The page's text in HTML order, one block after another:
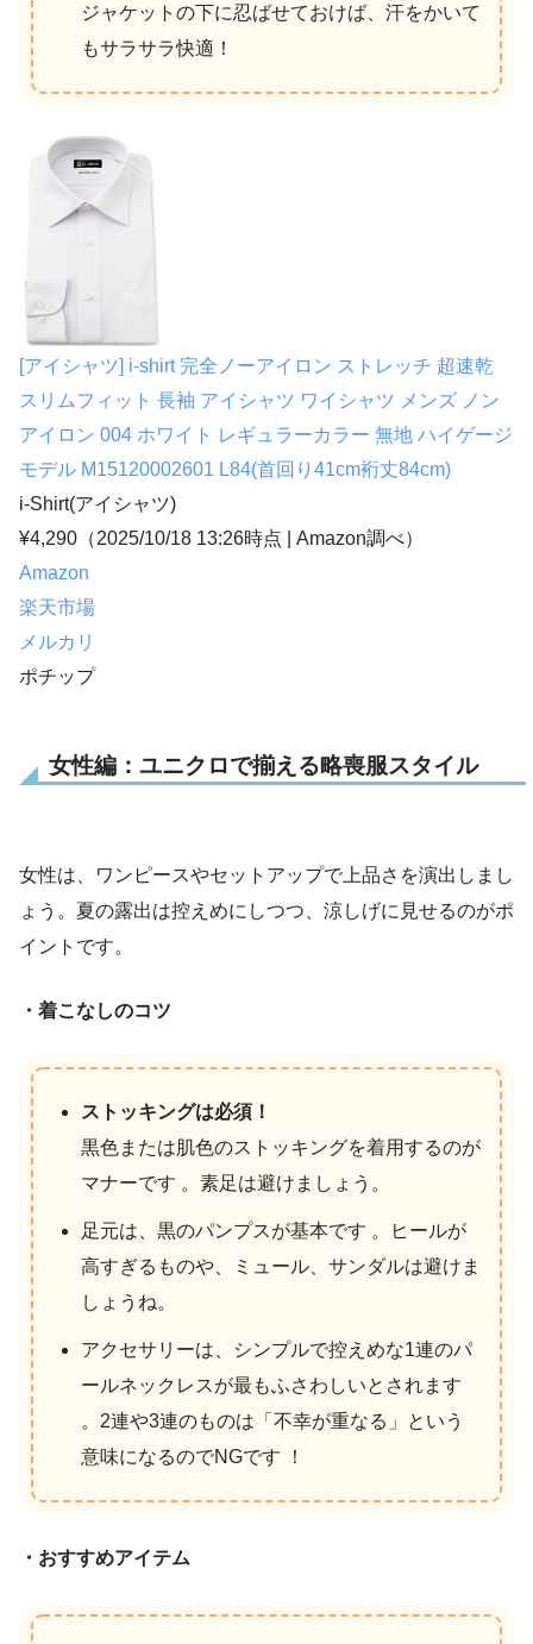
ジャケットの下に忍ばせておけば、汗をかいて
もサラサラ快適！
[アイシャツ] i-shirt 完全ノーアイロン ストレッチ 超速乾
スリムフィット 長袖 アイシャツ ワイシャツ メンズ ノン
アイロン 004 ホワイト レギュラーカラー 無地 ハイゲージ
モデル M15120002601 L84(首回り41cm裄丈84cm)
i-Shirt(アイシャツ)
¥4,290 （2025/10/18 13:26時点 | Amazon調べ）
Amazon
楽天市場
メルカリ
ポチップ
女性編：ユニクロで揃える略喪服スタイル
女性は、ワンピースやセットアップで上品さを演出しまし
ょう。夏の露出は控えめにしつつ、涼しげに見せるのがポ
イントです。
・着こなしのコツ
ストッキングは必須！
黒色または肌色のストッキングを着用するのが
マナーです 。素足は避けましょう。
足元は、黒のパンプスが基本です 。ヒールが
高すぎるものや、ミュール、サンダルは避けま
しょうね。
アクセサリーは、シンプルで控えめな1連のパ
ールネックレスが最もふさわしいとされます
。2連や3連のものは「不幸が重なる」という
意味になるのでNGです ！
・おすすめアイテム